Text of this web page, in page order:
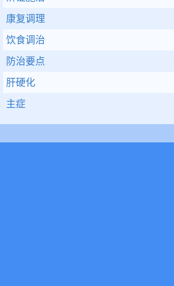
康复调理
饮食调治
防治要点
肝硬化
主症